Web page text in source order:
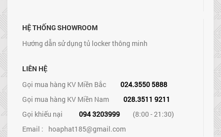
HỆ THỐNG SHOWROOM
Hướng dẫn sử dụng tủ locker thông minh
LIÊN HỆ
Gọi mua hàng KV Miền Bắc
024.3550 5888
Gọi mua hàng KV Miền Nam
028.3511 9211
Gọi khiếu nại
094 3203999
(8:00 - 21:30)
Email : hoaphat185@gmail.com